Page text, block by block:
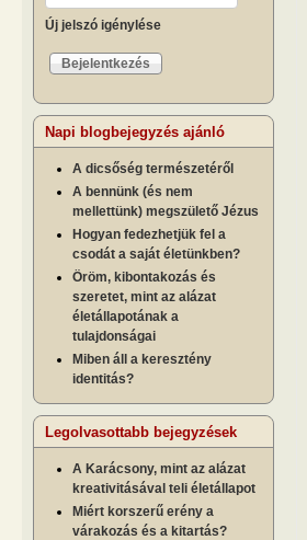
Új jelszó igénylése
Napi blogbejegyzés ajánló
A dicsőség természetéről
A bennünk (és nem
mellettünk) megszülető Jézus
Hogyan fedezhetjük fel a
csodát a saját életünkben?
Öröm, kibontakozás és
szeretet, mint az alázat
életállapotának a
tulajdonságai
Miben áll a keresztény
identitás?
Legolvasottabb bejegyzések
A Karácsony, mint az alázat
kreativitásával teli életállapot
Miért korszerű erény a
várakozás és a kitartás?